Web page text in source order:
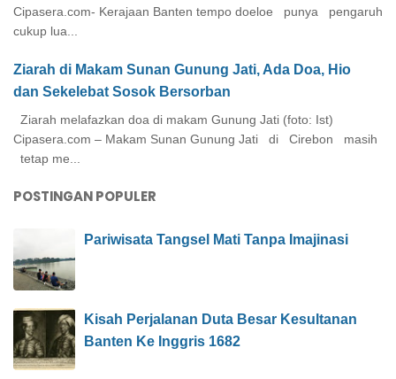
Cipasera.com- Kerajaan Banten tempo doeloe punya pengaruh
cukup lua...
Ziarah di Makam Sunan Gunung Jati, Ada Doa, Hio
dan Sekelebat Sosok Bersorban
Ziarah melafazkan doa di makam Gunung Jati (foto: Ist)
Cipasera.com – Makam Sunan Gunung Jati di Cirebon masih
tetap me...
POSTINGAN POPULER
Pariwisata Tangsel Mati Tanpa Imajinasi
Kisah Perjalanan Duta Besar Kesultanan
Banten Ke Inggris 1682